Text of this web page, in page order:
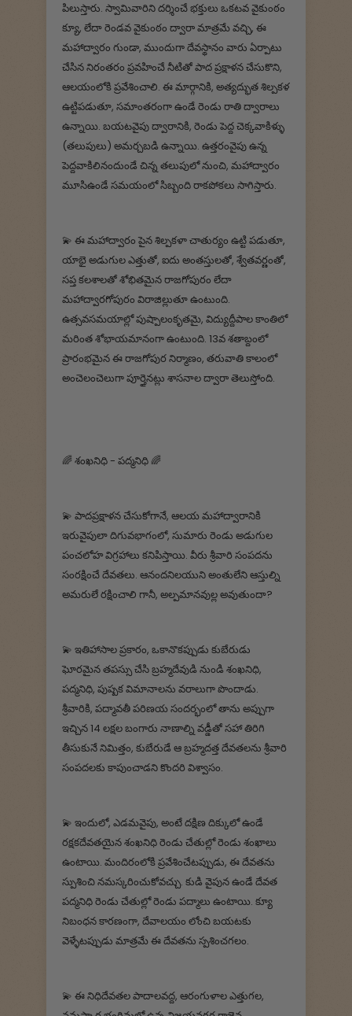
పిలుస్తారు. స్వామివారిని దర్శించే భక్తులు ఒకటవ వైకుంఠం
క్యూ, లేదా రెండవ వైకుంఠం ద్వారా మాత్రమే వచ్చి, ఈ
మహాద్వారం గుండా, ముందుగా దేవస్థానం వారు ఏర్పాటు
చేసిన నిరంతరం ప్రవహించే నీటితో పాద ప్రక్షాళన చేసుకొని,
ఆలయంలోకి ప్రవేశించాలి. ఈ మార్గానికి, అత్యద్భుత శిల్పకళ
ఉట్టిపడుతూ, సమాంతరంగా ఉండే రెండు రాతి ద్వారాలు
ఉన్నాయి. బయటవైపు ద్వారానికి, రెండు పెద్ద చెక్కవాకిళ్ళు
(తలుపులు) అమర్చబడి ఉన్నాయి. ఉత్తరంవైపు ఉన్న
పెద్దవాకిలినందుండే చిన్న తలుపులో నుంచి, మహాద్వారం
మూసిఉండే సమయంలో సిబ్బంది రాకపోకలు సాగిస్తారు.
💫 ఈ మహాద్వారం పైన శిల్పకళా చాతుర్యం ఉట్టి పడుతూ,
యాభై అడుగుల ఎత్తుతో, ఐదు అంతస్తులతో, శ్వేతవర్ణంతో,
సప్త కలశాలతో శోభితమైన రాజగోపురం లేదా
మహాద్వారగోపురం విరాజిల్లుతూ ఉంటుంది.
ఉత్సవసమయాల్లో పుష్పాలంకృతమై, విద్యుద్దీపాల కాంతిలో
మరింత శోభాయమానంగా ఉంటుంది. 13వ శతాబ్దంలో
ప్రారంభమైన ఈ రాజగోపుర నిర్మాణం, తరువాతి కాలంలో
అంచెలంచెలుగా పూర్తైనట్లు శాసనాల ద్వారా తెలుస్తోంది.
🌈 శంఖనిధి - పద్మనిధి 🌈
💫 పాదప్రక్షాళన చేసుకోగానే, ఆలయ మహాద్వారానికి
ఇరువైపులా దిగువభాగంలో, సుమారు రెండు అడుగుల
పంచలోహ విగ్రహాలు కనిపిస్తాయి. వీరు శ్రీవారి సంపదను
సంరక్షించే దేవతలు. ఆనందనిలయుని అంతులేని ఆస్తుల్ని
అమరులే రక్షించాలి గానీ, అల్పమానవుల్ల అవుతుందా?
💫 ఇతిహాసాల ప్రకారం, ఒకానొకప్పుడు కుబేరుడు
ఘోరమైన తపస్సు చేసి బ్రహ్మదేవుడి నుండి శంఖనిధి,
పద్మనిధి, పుష్పక విమానాలను వరాలుగా పొందాడు.
శ్రీవారికి, పద్మావతీ పరిణయ సందర్భంలో తాను అప్పుగా
ఇచ్చిన 14 లక్షల బంగారు నాణాల్ని వడ్డీతో సహా తిరిగి
తీసుకునే నిమిత్తం, కుబేరుడే ఆ బ్రహ్మదత్త దేవతలను శ్రీవారి
సంపదలకు కాపుంచాడని కొందరి విశ్వాసం.
💫 ఇందులో, ఎడమవైపు, అంటే దక్షిణ దిక్కులో ఉండే
రక్షకదేవతయైన శంఖనిధి రెండు చేతుల్లో రెండు శంఖాలు
ఉంటాయి. మందిరంలోకి ప్రవేశించేటప్పుడు, ఈ దేవతను
స్పుశించి నమస్కరించుకోవచ్చు. కుడి వైపున ఉండే దేవత
పద్మనిధి రెండు చేతుల్లో రెండు పద్మాలు ఉంటాయి. క్యూ
నిబంధన కారణంగా, దేవాలయం లోంచి బయటకు
వెళ్ళేటప్పుడు మాత్రమే ఈ దేవతను స్పశించగలం.
💫 ఈ నిధిదేవతల పాదాలవద్ద, ఆరంగుళాల ఎత్తుగల,